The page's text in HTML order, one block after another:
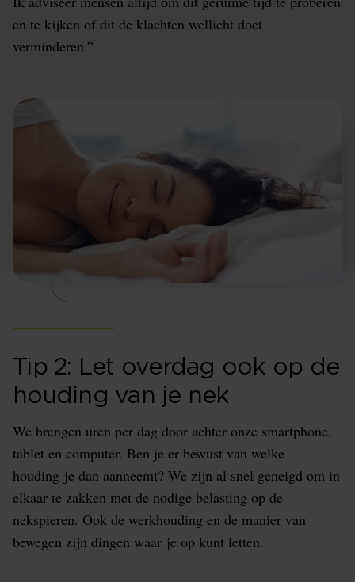
en te kijken of dit de klachten wellicht doet
verminderen.”
Tip 2: Let overdag ook op de
houding van je nek
We brengen uren per dag door achter onze smartphone,
tablet en computer. Ben je er bewust van welke
houding je dan aanneemt? We zijn al snel geneigd om in
elkaar te zakken met de nodige belasting op de
nekspieren. Ook de werkhouding en de manier van
bewegen zijn dingen waar je op kunt letten.